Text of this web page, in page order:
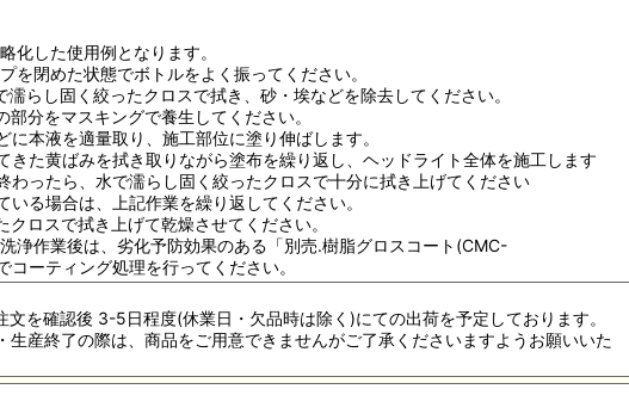
化した使用例となります。
を閉めた状態でボトルをよく振ってください。
濡らし固く絞ったクロスで拭き、砂・埃などを除去してください。
分をマスキングで養生してください。
に本液を適量取り、施工部位に塗り伸ばします。
きた黄ばみを拭き取りながら塗布を繰り返し、ヘッドライト全体を施工します
わったら、水で濡らし固く絞ったクロスで十分に拭き上げてください
いる場合は、上記作業を繰り返してください。
クロスで拭き上げて乾燥させてください。
浄作業後は、劣化予防効果のある「別売.樹脂グロスコート(CMC-
ーティング処理を行ってください。
文を確認後 3-5日程度(休業日・欠品時は除く)にての出荷を予定しております。
生産終了の際は、商品をご用意できませんがご了承くださいますようお願いいた